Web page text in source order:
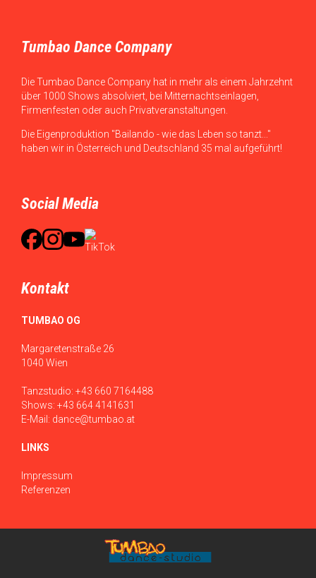
Tumbao Dance Company
Die Tumbao Dance Company hat in mehr als einem Jahrzehnt
über 1000 Shows absolviert, bei Mitternachtseinlagen,
Firmenfesten oder auch Privatveranstaltungen.
Die Eigenproduktion "Bailando - wie das Leben so tanzt..."
haben wir in Österreich und Deutschland 35 mal aufgeführt!
Social Media
Kontakt
TUMBAO OG
Margaretenstraße 26
1040 Wien
Tanzstudio: +43 660 7164488
Shows: +43 664 4141631
E-Mail: dance@tumbao.at
LINKS
Impressum
Referenzen